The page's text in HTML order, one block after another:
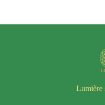
Lumière